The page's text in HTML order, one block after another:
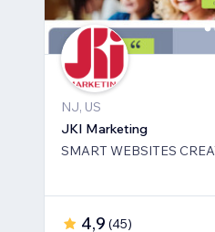
NJ, US
JKI Marketing
SMART WEBSITES
4,9 (45)